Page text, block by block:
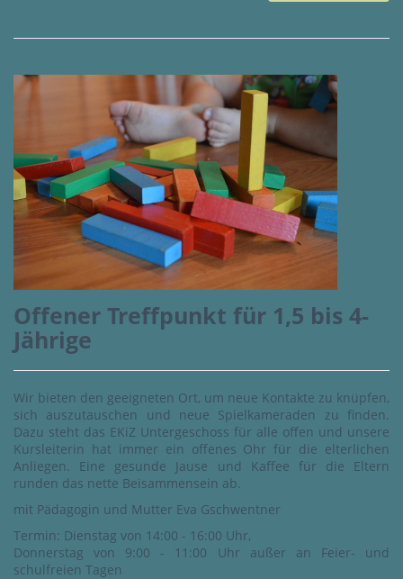
Offener Treffpunkt für 1,5 bis 4-
Jährige
Wir bieten den geeigneten Ort, um neue Kontakte zu knüpfen,
sich auszutauschen und neue Spielkameraden zu finden.
Dazu steht das EKiZ Untergeschoss für alle offen und unsere
Kursleiterin hat immer ein offenes Ohr für die elterlichen
Anliegen. Eine gesunde Jause und Kaffee für die Eltern
runden das nette Beisammensein ab.
mit Pädagogin und Mutter Eva Gschwentner
Termin: Dienstag von 14:00 - 16:00 Uhr,
Donnerstag von 9:00 - 11:00 Uhr außer an Feier- und
schulfreien Tagen